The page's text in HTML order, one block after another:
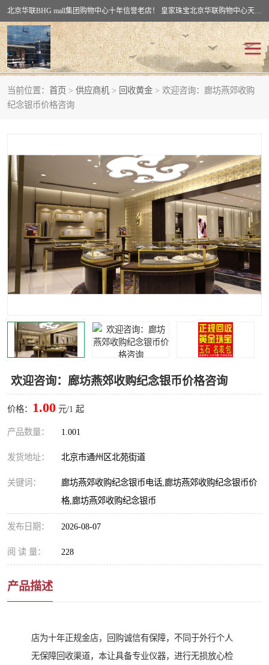
北京华联BHG mall集团购物中心十年信誉老店！ 皇家珠宝北京华联购物中心天时名苑店竭诚欢迎您。 北京市通州区（八通线）通州北苑地铁华联购物中心一层皇家珠宝 北京皇家珠宝通州黄金回收黄金首饰加工店（八通线: 通州北苑地铁华联店）：通州区通州北苑地铁华联购物中心一层皇家珠宝。
当前位置： 首页 > 供应商机 > 回收黄金 > 欢迎咨询：廊坊燕郊收购
纪念银币价格咨询
欢迎咨询：廊坊燕郊收购纪念银币价格咨询
价格： 1.00 元/1 起
产品数量： 1.001
发货地址： 北京市通州区北苑街道
关键词：
廊坊燕郊收购纪念银币电话,廊坊燕郊收购纪念银币价
格,廊坊燕郊收购纪念银币
发布日期： 2026-08-07
阅 读 量： 228
产品描述
店为十年正规金店，回购诚信有保障，不同于外行个人
无保障回收渠道，本让具备专业仪器，进行无损放心检
回收黄金
回收翡翠玉石